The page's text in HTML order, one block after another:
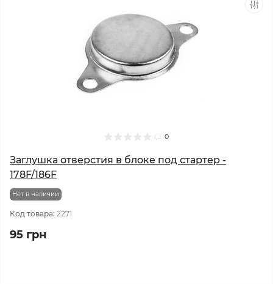
0
Заглушка отверстия в блоке под стартер -
178F/186F
Нет в наличии
Код товара: 2271
95 грн